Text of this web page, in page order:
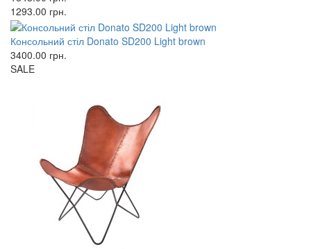
1293.00 грн.
Консольний стіл Donato SD200 Light brown
3400.00 грн.
SALE